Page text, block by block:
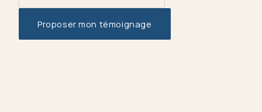
Proposer mon témoignage